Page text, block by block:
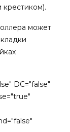
может
DC="false"